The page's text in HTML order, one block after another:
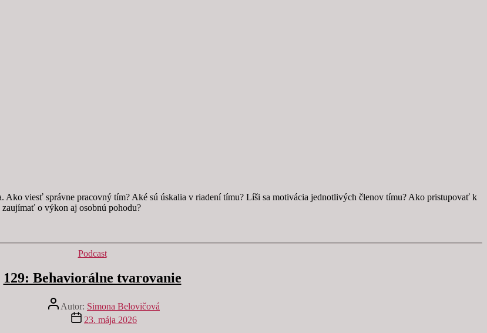
viesť správne pracovný tím? Aké sú úskalia v riadení tímu? Líši sa motivácia jednotlivých členov tímu? Ako pristupovať k
o výkon aj osobnú pohodu?
Kategórie
Podcast
129: Behaviorálne tvarovanie
Autor
článku
Autor: Simona Belovičová
Dátum
článku
23. mája 2026